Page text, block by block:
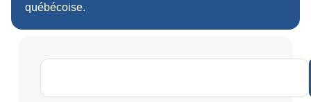
québécoise.